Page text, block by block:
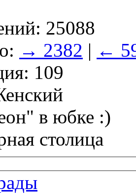
25088
→ 2382 | ←
109
в юбке :)
столица